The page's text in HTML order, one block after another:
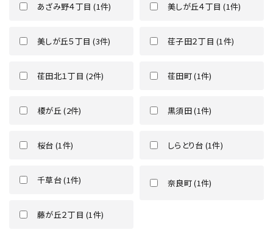
あざみ野４丁目 (1件) 美しが丘４丁目 (1件)
美しが丘５丁目 (3件) 荏子田２丁目 (1件)
荏田北１丁目 (2件) 荏田町 (1件)
榎が丘 (2件) 黒須田 (1件)
桜台 (1件) しらとり台 (1件)
千草台 (1件) 奈良町 (1件)
藤が丘２丁目 (1件)